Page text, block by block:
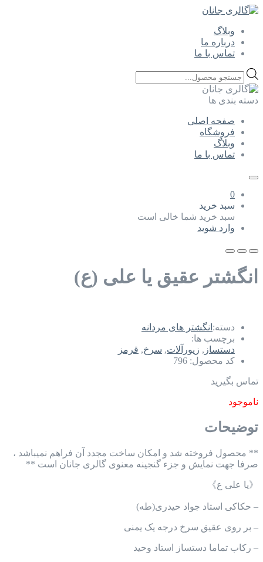
وبلاگ
درباره ما
تماس با ما
Products
search
دسته بندی ها
صفحه اصلی
فروشگاه
وبلاگ
تماس با ما
0
سبد خرید
سبد خرید شما خالی است
وارد شوید
انگشتر عقیق یا علی (ع)
دسته: انگشتر های مردانه
برچسب ها:
دستساز , زیورآلات, سرخ, قرمز
کد محصول: 796
تماس بگیرید
ناموجود
توضیحات
** محصول فروخته شد و امکان ساخت مجدد آن فراهم نمیباشد ،
صرفا جهت نمایش و جزء گنجینه معنوی گالری جانان است **
《یا علی ع》
– حکاکی استاد جواد حیدری(طه)
– بر روی عقیق سرخ درجه یک یمنی
– رکاب تماما دستساز استاد وحید